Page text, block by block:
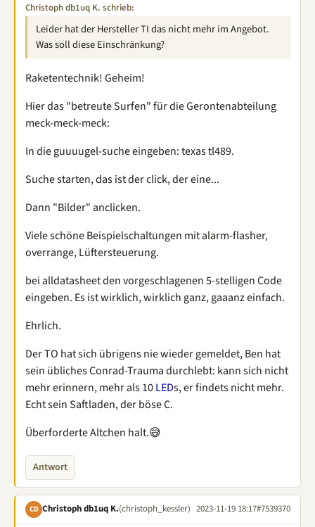
Christoph db1uq K. schrieb:
Leider hat der Hersteller TI das nicht mehr im Angebot.
Was soll diese Einschränkung?
Raketentechnik! Geheim!
Hier das "betreute Surfen" für die Gerontenabteilung
meck-meck-meck:
In die guuuugel-suche eingeben: texas tl489.
Suche starten, das ist der click, der eine...
Dann "Bilder" anclicken.
Viele schöne Beispielschaltungen mit alarm-flasher,
overrange, Lüftersteuerung.
bei alldatasheet den vorgeschlagenen 5-stelligen Code
eingeben. Es ist wirklich, wirklich ganz, gaaanz einfach.
Ehrlich.
Der TO hat sich übrigens nie wieder gemeldet, Ben hat
sein übliches Conrad-Trauma durchlebt: kann sich nicht
mehr erinnern, mehr als 10LEDs, er findets nicht mehr.
Echt sein Saftladen, der böse C.
Überforderte Altchen halt.😅
Antwort
CD Christoph db1uq K.(christoph_kessler) 2023-11-19 18:17#7539370